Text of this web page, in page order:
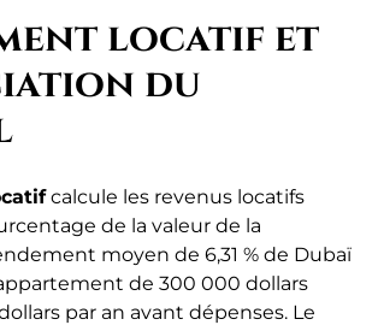
locatif et
du
calcule les revenus locatifs
de la valeur de la
moyen de 6,31 % de Dubaï
de 300 000 dollars
par an avant dépenses. Le